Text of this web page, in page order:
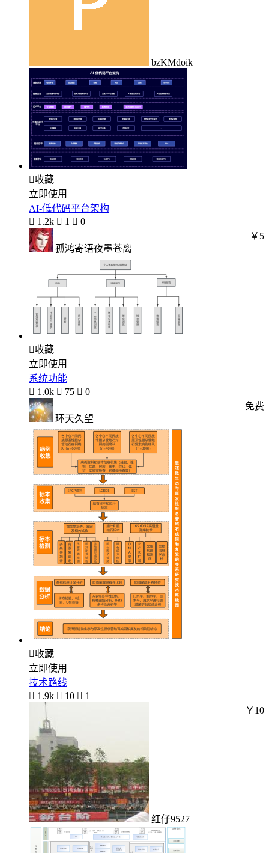
bzKMdoik
收藏
立即使用
AI-低代码平台架构
 1.2k  1  0
孤鸿寄语夜墨苍离
￥5
收藏
立即使用
系统功能
 1.0k  75  0
环天久望
免费
收藏
立即使用
技术路线
 1.9k  10  1
红仔9527
￥10